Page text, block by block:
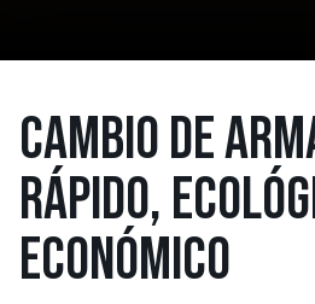
CAMBIO DE
RÁPIDO,
ECONÓMICO